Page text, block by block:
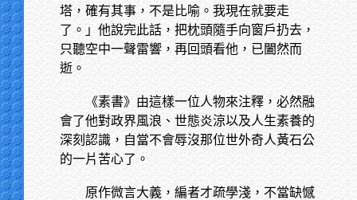
塔，確有其事，不是比喻。我現在就要走
了。」他說完此話，把枕頭隨手向窗戶扔去，
只聽空中一聲雷響，再回頭看他，已闔然而
逝。
《素書》由這樣一位人物來注釋，必然融
會了他對政界風浪、世態炎涼以及人生素養的
深刻認識，自當不會辱沒那位世外奇人黃石公
的一片苦心了。
原作微言大義，編者才疏學淺，不當缺憾